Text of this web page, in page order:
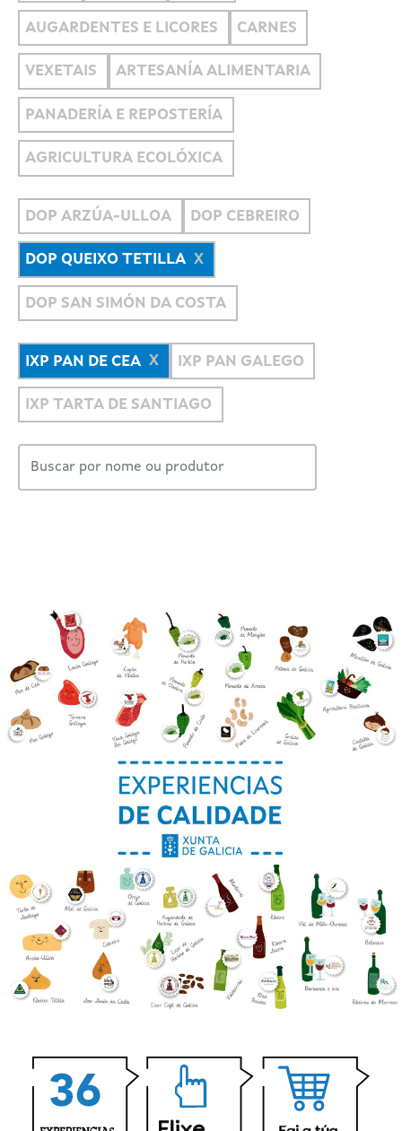
AUGARDENTES E LICORES CARNES
VEXETAIS ARTESANÍA ALIMENTARIA
PANADERÍA E REPOSTERÍA
AGRICULTURA ECOLÓXICA
DOP ARZÚA-ULLOA DOP CEBREIRO
DOP QUEIXO TETILLA
DOP SAN SIMÓN DA COSTA
IXP PAN DE CEA IXP PAN GALEGO
IXP TARTA DE SANTIAGO